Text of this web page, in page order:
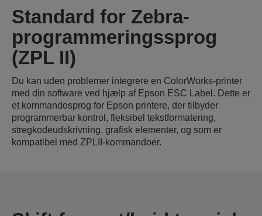
Standard for Zebra-
programmeringssprog
(ZPL II)
Du kan uden problemer integrere en ColorWorks-printer
med din software ved hjælp af Epson ESC Label. Dette er
et kommandosprog for Epson printere, der tilbyder
programmerbar kontrol, fleksibel tekstformatering,
stregkodeudskrivning, grafisk elementer, og som er
kompatibel med ZPLII-kommandoer.